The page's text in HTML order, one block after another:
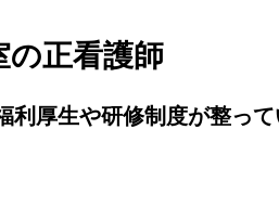
の正看護師
利厚生や研修制度が整っ